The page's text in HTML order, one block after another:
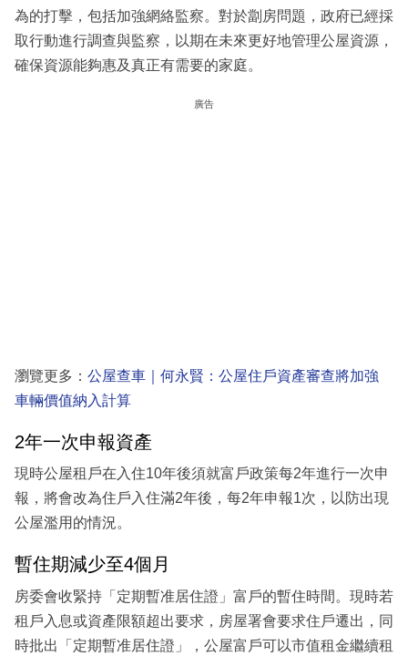
為的打擊，包括加強網絡監察。對於劏房問題，政府已經採
取行動進行調查與監察，以期在未來更好地管理公屋資源，
確保資源能夠惠及真正有需要的家庭。
廣告
瀏覽更多： 公屋查車｜何永賢：公屋住戶資產審查將加強
車輛價值納入計算
2年一次申報資產
現時公屋租戶在入住10年後須就富戶政策每2年進行一次申
報，將會改為住戶入住滿2年後，每2年申報1次，以防出現
公屋濫用的情況。
暫住期減少至4個月
房委會收緊持「定期暫准居住證」富戶的暫住時間。現時若
租戶入息或資產限額超出要求，房屋署會要求住戶遷出，同
時批出「定期暫准居住證」，公屋富戶可以市值租金繼續租